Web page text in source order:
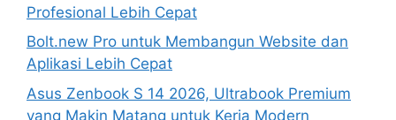
Profesional Lebih Cepat
Bolt.new Pro untuk Membangun Website dan
Aplikasi Lebih Cepat
Asus Zenbook S 14 2026, Ultrabook Premium
yang Makin Matang untuk Kerja Modern